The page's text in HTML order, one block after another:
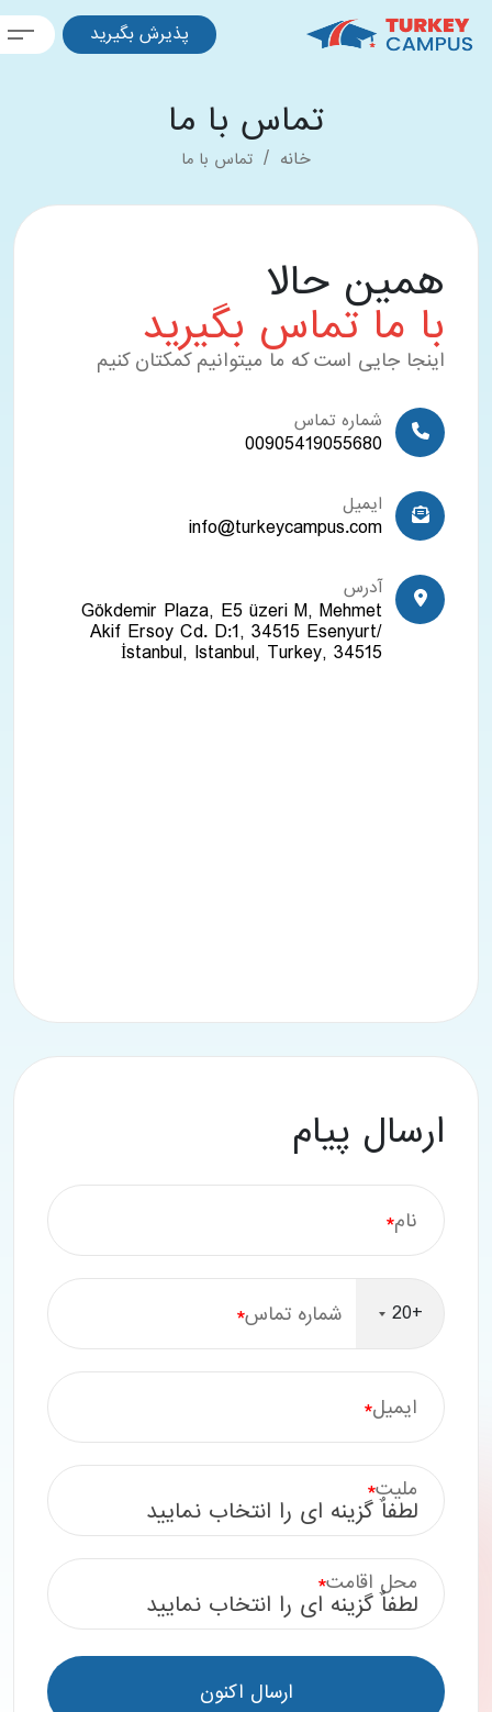
پذیرش بگیرید
تماس با ما
خانه تماس با ما
همین حالا
با ما تماس بگیرید
اینجا جایی است که ما میتوانیم کمکتان کنیم
شماره تماس
00905419055680
ایمیل
info@turkeycampus.com
آدرس
Gökdemir Plaza, E5 üzeri M, Mehmet
Akif Ersoy Cd. D:1, 34515 Esenyurt/
İstanbul, Istanbul, Turkey, 34515
ارسال پیام
نام*
+20 شماره تماس*
ایمیل*
ملیت*
لطفاٌ گزینه ای را انتخاب نمایید
محل اقامت*
لطفاٌ گزینه ای را انتخاب نمایید
ارسال اکنون